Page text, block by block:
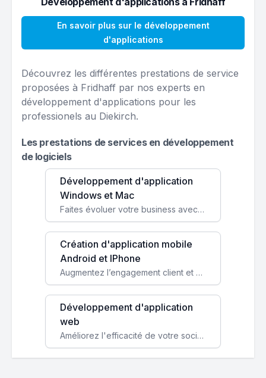
En savoir plus sur le développement
d'applications
Découvrez les différentes prestations de service
proposées à Fridhaff par nos experts en
développement d'applications pour les
professionels au Diekirch.
Les prestations de services en développement
de logiciels
Développement d'application
Windows et Mac
Faites évoluer votre business avec des solutions logicielles personnalisées, parfaitement adaptées à vos besoins spécifiques.
Création d'application mobile
Android et IPhone
Augmentez l’engagement client et simplifiez vos processus avec une application mobile sur mesure, disponible sur iOS et Android.
Développement d'application
web
Améliorez l'efficacité de votre société avec une application web personnalisée accessible partout et tout le temps.